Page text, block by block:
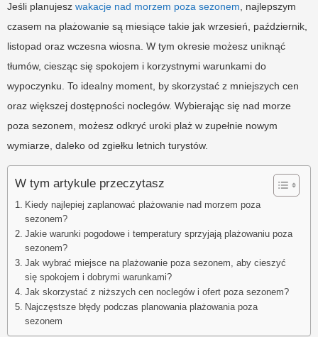
Jeśli planujesz wakacje nad morzem poza sezonem , najlepszym
czasem na plażowanie są miesiące takie jak wrzesień, październik,
listopad oraz wczesna wiosna. W tym okresie możesz uniknąć
tłumów, ciesząc się spokojem i korzystnymi warunkami do
wypoczynku. To idealny moment, by skorzystać z mniejszych cen
oraz większej dostępności noclegów. Wybierając się nad morze
poza sezonem, możesz odkryć uroki plaż w zupełnie nowym
wymiarze, daleko od zgiełku letnich turystów.
W tym artykule przeczytasz
Kiedy najlepiej zaplanować plażowanie nad morzem poza
sezonem?
Jakie warunki pogodowe i temperatury sprzyjają plażowaniu poza
sezonem?
Jak wybrać miejsce na plażowanie poza sezonem, aby cieszyć
się spokojem i dobrymi warunkami?
Jak skorzystać z niższych cen noclegów i ofert poza sezonem?
Najczęstsze błędy podczas planowania plażowania poza
sezonem